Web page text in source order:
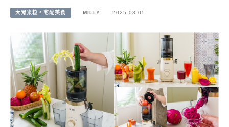
大胃米粒。宅配美食 MILLY 2025-08-05